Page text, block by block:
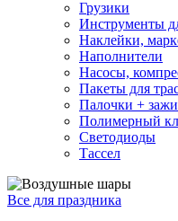
Грузики
Инструменты
Наклейки,
Наполнители
Насосы,
Пакеты для
Палочки +
Полимерный
Светодиоды
Тассел
Все для праздника